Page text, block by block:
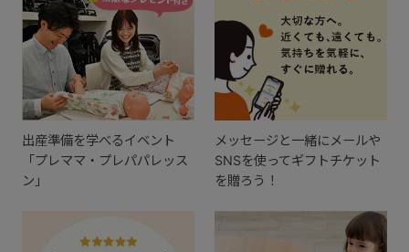
出産準備を学べるイベント
「プレママ・プレパパレッス
ン」
メッセージと一緒にメールや
SNSを使ってギフトチケット
を贈ろう！